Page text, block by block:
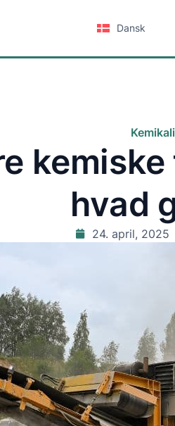
Dansk
kemiske
hvad
24. april, 2025